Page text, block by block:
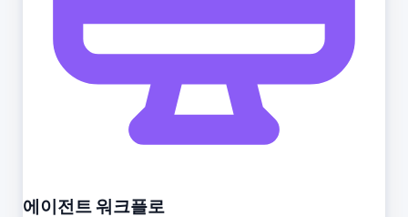
에이전트 워크플로